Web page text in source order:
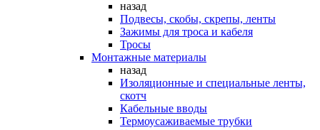
назад
Подвесы, скобы, скрепы, ленты
Зажимы для троса и кабеля
Тросы
Монтажные материалы
назад
Изоляционные и специальные ленты,
скотч
Кабельные вводы
Термоусаживаемые трубки